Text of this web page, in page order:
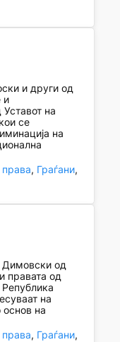
и други од
и
на
се
на
, Граѓани
од
правата од
Република
на
основ на
, Граѓани